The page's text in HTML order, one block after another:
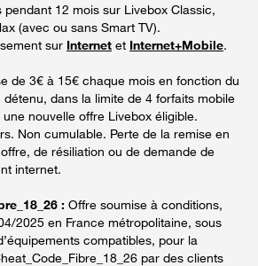
pendant 12 mois sur Livebox Classic,
(avec ou sans Smart TV).
sur Internet et Internet+Mobile.
de 3€ à 15€ chaque mois en fonction du
dans la limite de 4 forfaits mobile
nouvelle offre Livebox éligible.
Non cumulable. Perte de la remise en
de résiliation ou de demande de
internet.
: Offre soumise à conditions,
2025 en France métropolitaine, sous
compatibles, pour la
par des clients